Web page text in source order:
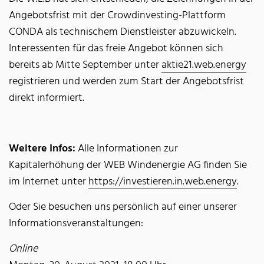
Angebotsfrist mit der Crowdinvesting-Plattform
CONDA als technischem Dienstleister abzuwickeln.
Interessenten für das freie Angebot können sich
bereits ab Mitte September unteraktie21.web.energy
registrieren und werden zum Start der Angebotsfrist
direkt informiert.
Weitere Infos:Alle Informationen zur
Kapitalerhöhung der WEB Windenergie AG finden Sie
im Internet unterhttps://investieren.in.web.energy.
Oder Sie besuchen uns persönlich auf einer unserer
Informationsveranstaltungen:
Online